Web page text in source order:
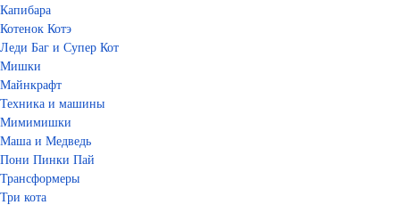
Капибара
Котенок Котэ
Леди Баг и Супер Кот
Мишки
Майнкрафт
Техника и машины
Мимимишки
Маша и Медведь
Пони Пинки Пай
Трансформеры
Три кота